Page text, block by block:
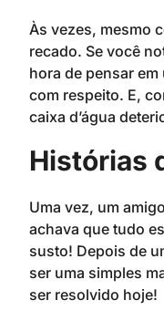
Às vezes, mesmo
recado. Se você
hora de pensar
com respeito. E,
caixa d’água
Histórias
Uma vez, um
achava que tudo
susto! Depois de
ser uma simples
ser resolvido hoje!